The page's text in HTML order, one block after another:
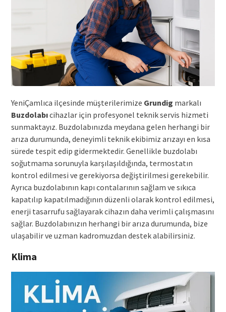
YeniÇamlıca ilçesinde müşterilerimize Grundig markalı
Buzdolabıcihazlar için profesyonel teknik servis hizmeti
sunmaktayız. Buzdolabınızda meydana gelen herhangi bir
arıza durumunda, deneyimli teknik ekibimiz arızayı en kısa
sürede tespit edip gidermektedir. Genellikle buzdolabı
soğutmama sorunuyla karşılaşıldığında, termostatın
kontrol edilmesi ve gerekiyorsa değiştirilmesi gerekebilir.
Ayrıca buzdolabının kapı contalarının sağlam ve sıkıca
kapatılıp kapatılmadığının düzenli olarak kontrol edilmesi,
enerji tasarrufu sağlayarak cihazın daha verimli çalışmasını
sağlar. Buzdolabınızın herhangi bir arıza durumunda, bize
ulaşabilir ve uzman kadromuzdan destek alabilirsiniz.
Klima